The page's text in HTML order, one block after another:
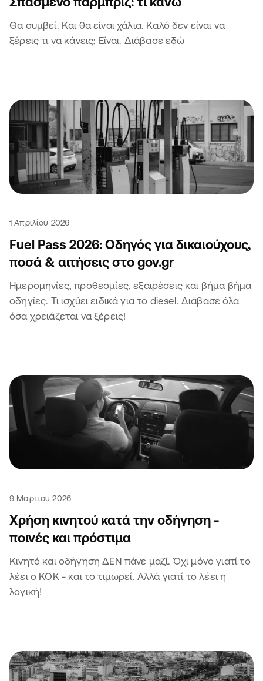
Θα συμβεί. Και θα είναι χάλια. Καλό δεν είναι να
ξέρεις τι να κάνεις; Είναι. Διάβασε εδώ
1 Απριλίου 2026
Fuel Pass 2026: Οδηγός για δικαιούχους,
ποσά & αιτήσεις στο gov.gr
Ημερομηνίες, προθεσμίες, εξαιρέσεις και βήμα βήμα
οδηγίες. Τι ισχύει ειδικά για το diesel. Διάβασε όλα
όσα χρειάζεται να ξέρεις!
9 Μαρτίου 2026
Χρήση κινητού κατά την οδήγηση -
ποινές και πρόστιμα
Κινητό και οδήγηση ΔΕΝ πάνε μαζί. Όχι μόνο γιατί το
λέει ο ΚΟΚ - και το τιμωρεί. Αλλά γιατί το λέει η
λογική!